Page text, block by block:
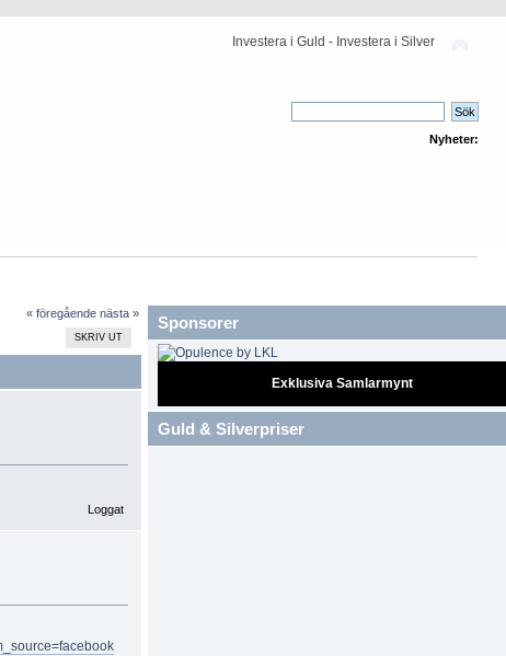
Investera i Guld - Investera i Silver
Nyheter:
« föregående nästa »
SKRIV UT
Loggat
Sponsorer
Exklusiva Samlarmynt
Guld & Silverpriser